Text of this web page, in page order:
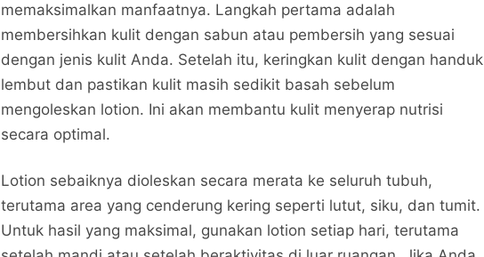
memaksimalkan manfaatnya. Langkah pertama adalah
membersihkan kulit dengan sabun atau pembersih yang sesuai
dengan jenis kulit Anda. Setelah itu, keringkan kulit dengan handuk
lembut dan pastikan kulit masih sedikit basah sebelum
mengoleskan lotion. Ini akan membantu kulit menyerap nutrisi
secara optimal.
Lotion sebaiknya dioleskan secara merata ke seluruh tubuh,
terutama area yang cenderung kering seperti lutut, siku, dan tumit.
Untuk hasil yang maksimal, gunakan lotion setiap hari, terutama